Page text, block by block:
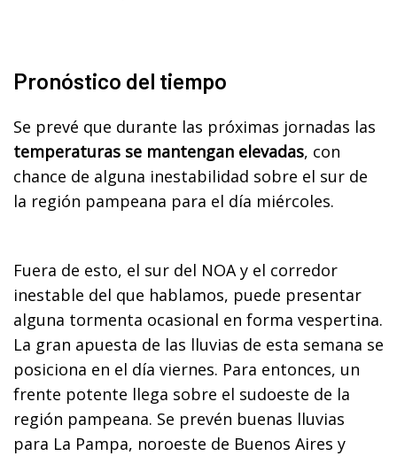
Pronóstico del tiempo
Se prevé que durante las próximas jornadas las
temperaturas se mantengan elevadas, con
chance de alguna inestabilidad sobre el sur de
la región pampeana para el día miércoles.
Fuera de esto, el sur del NOA y el corredor
inestable del que hablamos, puede presentar
alguna tormenta ocasional en forma vespertina.
La gran apuesta de las lluvias de esta semana se
posiciona en el día viernes. Para entonces, un
frente potente llega sobre el sudoeste de la
región pampeana. Se prevén buenas lluvias
para La Pampa, noroeste de Buenos Aires y